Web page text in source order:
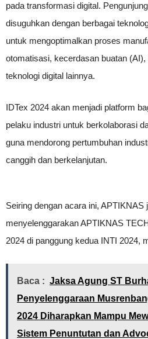
pada transformasi digital.
disuguhkan dengan berbagai
untuk mengoptimalkan proses
otomatisasi, kecerdasan buatan
teknologi digital lainnya.
IDTex 2024 akan menjadi platform
pelaku industri untuk berkolaborasi
guna mendorong pertumbuhan
canggih dan berkelanjutan.
Seiring dengan acara ini, APTIKNAS
menyelenggarakan APTIKNAS
2024 di panggung kedua INTI 2024,
Baca : Jaksa Agung ST
Penyelenggaraan
2024 Diharapkan Mampu
Sistem Penuntutan dan